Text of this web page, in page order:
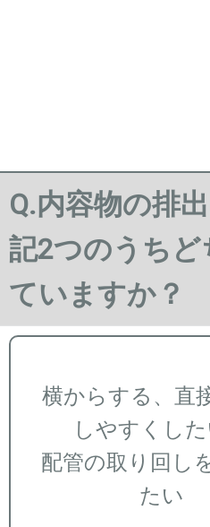
Q.内容物の排
記2つのうちど
ていますか？
横からする、直
しやすくした
配管の取り回し
たい